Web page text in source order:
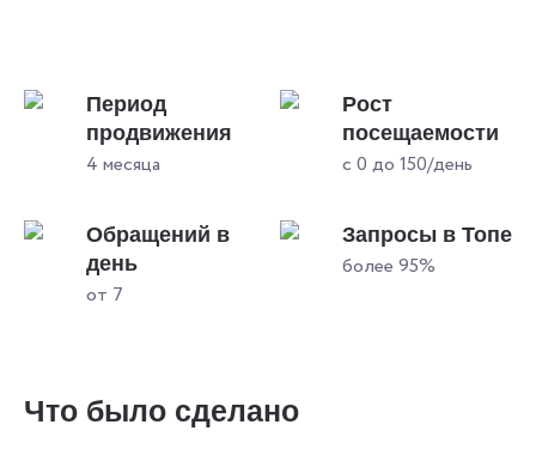
Период
продвижения
4 месяца
Рост
посещаемости
с 0 до 150/день
Обращений в
день
от 7
Запросы в Топе
более 95%
Что было сделано